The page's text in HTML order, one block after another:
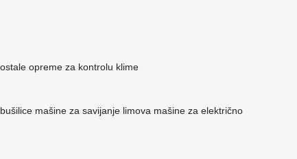
ostale opreme za kontrolu klime
mašine za savijanje limova mašine za električno